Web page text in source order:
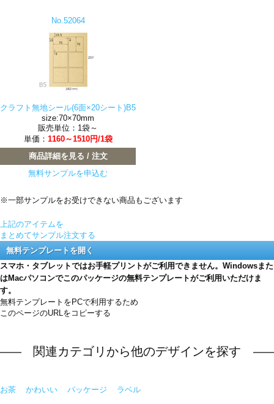
No.52064
クラフト無地シール(6面×20シート)B5
size:70×70mm
販売単位：1袋～
単価： 1160～1510円/1袋
商品詳細を見る / 注文
無料サンプルを申込む
※一部サンプルをお受けできない商品もございます
上記のアイテムを
まとめてサンプル注文する
無料テンプレートを開く
スマホ・タブレットではお手軽プリントがご利用できません。Windowsまた
はMacパソコンでこのパッケージの無料テンプレートがご利用いただけま
す。
無料テンプレートをPCで利用するため
このページのURLをコピーする
関連カテゴリから他のデザインを探す
お茶 かわいい パッケージ ラベル